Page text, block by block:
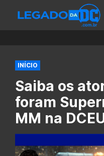
INÍCIO
Saiba os
foram
MM na